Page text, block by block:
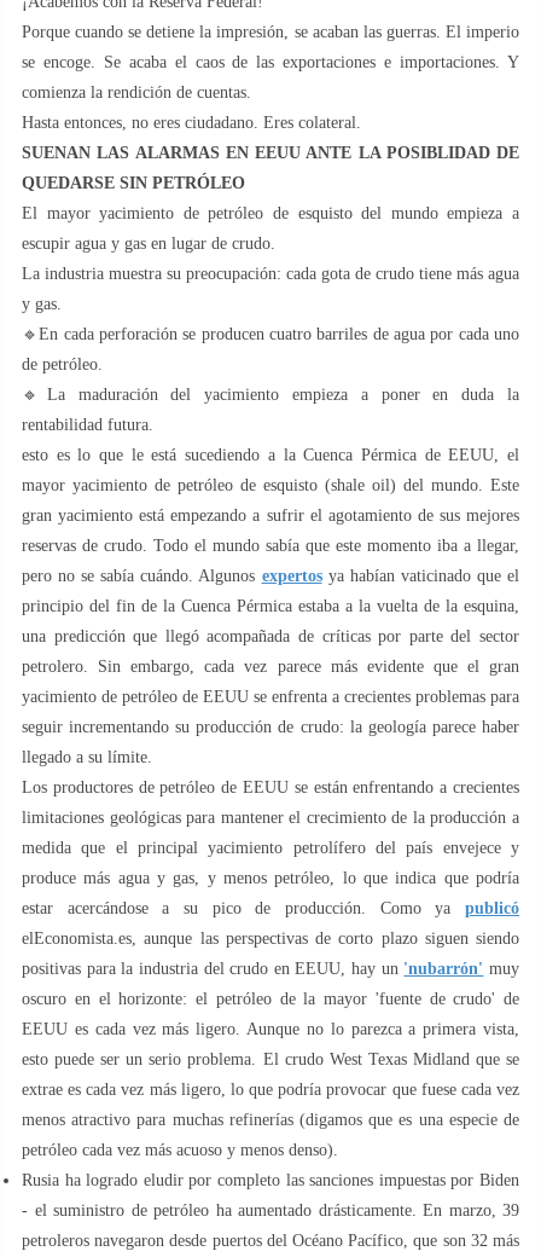
Porque cuando se detiene la impresión, se acaban las guerras. El imperio
se encoge. Se acaba el caos de las exportaciones e importaciones. Y
comienza la rendición de cuentas.
Hasta entonces, no eres ciudadano. Eres colateral.
SUENAN LAS ALARMAS EN EEUU ANTE LA POSIBLIDAD DE
QUEDARSE SIN PETRÓLEO
El mayor yacimiento de petróleo de esquisto del mundo empieza a
escupir agua y gas en lugar de crudo.
La industria muestra su preocupación: cada gota de crudo tiene más agua
y gas.
🔹En cada perforación se producen cuatro barriles de agua por cada uno
de petróleo.
🔹La maduración del yacimiento empieza a poner en duda la
rentabilidad futura.
esto es lo que le está sucediendo a la Cuenca Pérmica de EEUU, el
mayor yacimiento de petróleo de esquisto (shale oil) del mundo. Este
gran yacimiento está empezando a sufrir el agotamiento de sus mejores
reservas de crudo. Todo el mundo sabía que este momento iba a llegar,
pero no se sabía cuándo. Algunos expertosya habían vaticinado que el
principio del fin de la Cuenca Pérmica estaba a la vuelta de la esquina,
una predicción que llegó acompañada de críticas por parte del sector
petrolero. Sin embargo, cada vez parece más evidente que el gran
yacimiento de petróleo de EEUU se enfrenta a crecientes problemas para
seguir incrementando su producción de crudo: la geología parece haber
llegado a su límite.
Los productores de petróleo de EEUU se están enfrentando a crecientes
limitaciones geológicas para mantener el crecimiento de la producción a
medida que el principal yacimiento petrolífero del país envejece y
produce más agua y gas, y menos petróleo, lo que indica que podría
estar acercándose a su pico de producción. Como ya publicó
elEconomista.es, aunque las perspectivas de corto plazo siguen siendo
positivas para la industria del crudo en EEUU, hay un 'nubarrón' muy
oscuro en el horizonte: el petróleo de la mayor 'fuente de crudo' de
EEUU es cada vez más ligero. Aunque no lo parezca a primera vista,
esto puede ser un serio problema. El crudo West Texas Midland que se
extrae es cada vez más ligero, lo que podría provocar que fuese cada vez
menos atractivo para muchas refinerías (digamos que es una especie de
petróleo cada vez más acuoso y menos denso).
Rusia ha logrado eludir por completo las sanciones impuestas por Biden
- el suministro de petróleo ha aumentado drásticamente. En marzo, 39
petroleros navegaron desde puertos del Océano Pacífico, que son 32 más